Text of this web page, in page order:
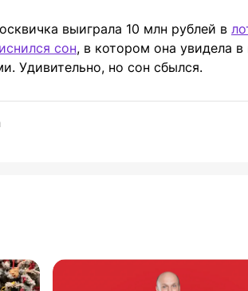
выиграла 10 млн рублей в
сон, в котором она увидела
Удивительно, но сон сбылся.